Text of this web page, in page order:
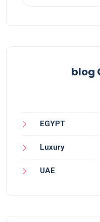
blog
EGYPT
Luxury
UAE